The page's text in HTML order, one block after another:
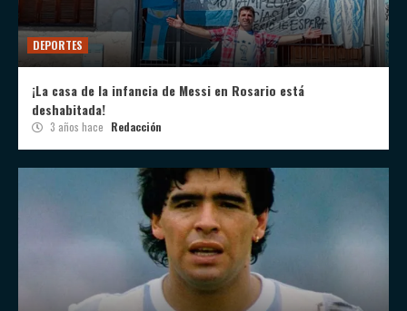
DEPORTES
¡La casa de la infancia de Messi en Rosario está
deshabitada!
3 años hace Redacción